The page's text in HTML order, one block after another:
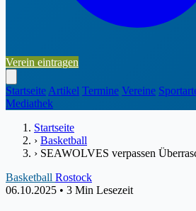
Verein eintragen
Startseite Artikel Termine Vereine
Mediathek
Startseite
› Basketball
› SEAWOLVES verpassen
Basketball Rostock
06.10.2025 • 3 Min Lesezeit